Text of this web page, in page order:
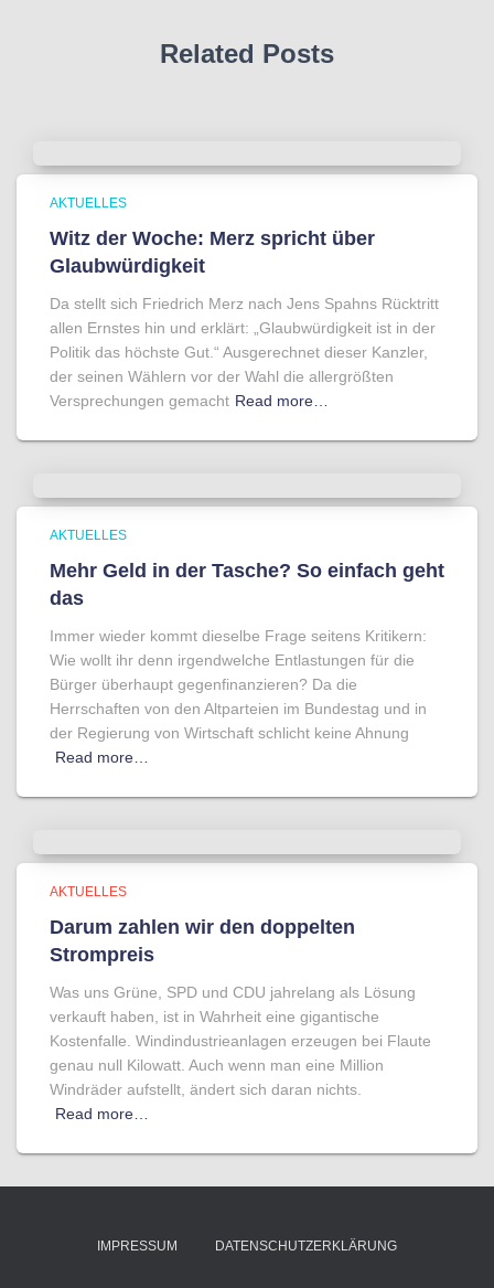
Related Posts
AKTUELLES
Witz der Woche: Merz spricht über
Glaubwürdigkeit
Da stellt sich Friedrich Merz nach Jens Spahns Rücktritt
allen Ernstes hin und erklärt: „Glaubwürdigkeit ist in der
Politik das höchste Gut.“ Ausgerechnet dieser Kanzler,
der seinen Wählern vor der Wahl die allergrößten
Versprechungen gemacht Read more…
AKTUELLES
Mehr Geld in der Tasche? So einfach geht
das
Immer wieder kommt dieselbe Frage seitens Kritikern:
Wie wollt ihr denn irgendwelche Entlastungen für die
Bürger überhaupt gegenfinanzieren? Da die
Herrschaften von den Altparteien im Bundestag und in
der Regierung von Wirtschaft schlicht keine Ahnung
Read more…
AKTUELLES
Darum zahlen wir den doppelten
Strompreis
Was uns Grüne, SPD und CDU jahrelang als Lösung
verkauft haben, ist in Wahrheit eine gigantische
Kostenfalle. Windindustrieanlagen erzeugen bei Flaute
genau null Kilowatt. Auch wenn man eine Million
Windräder aufstellt, ändert sich daran nichts.
Read more…
IMPRESSUM DATENSCHUTZERKLÄRUNG